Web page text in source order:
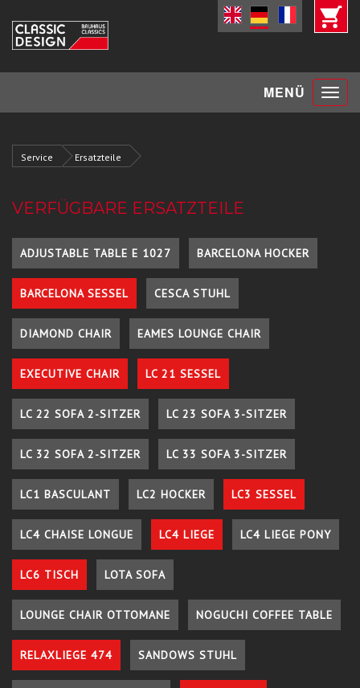
MENÜ Toggle
Service Ersatzteile
VERFÜGBARE ERSATZTEILE
ADJUSTABLE TABLE E 1027 BARCELONA HOCKER
BARCELONA SESSEL CESCA STUHL
DIAMOND CHAIR EAMES LOUNGE CHAIR
EXECUTIVE CHAIR LC 21 SESSEL
LC 22 SOFA 2-SITZER LC 23 SOFA 3-SITZER
LC 32 SOFA 2-SITZER LC 33 SOFA 3-SITZER
LC1 BASCULANT LC2 HOCKER LC3 SESSEL
LC4 CHAISE LONGUE LC4 LIEGE LC4 LIEGE PONY
LC6 TISCH LOTA SOFA
LOUNGE CHAIR OTTOMANE NOGUCHI COFFEE TABLE
RELAXLIEGE 474 SANDOWS STUHL